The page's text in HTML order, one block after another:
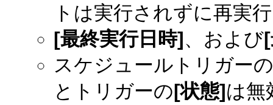
トは実行されずに再実
[最終実行日時]、および
スケジュールトリガー
とトリガーの[状態]は無